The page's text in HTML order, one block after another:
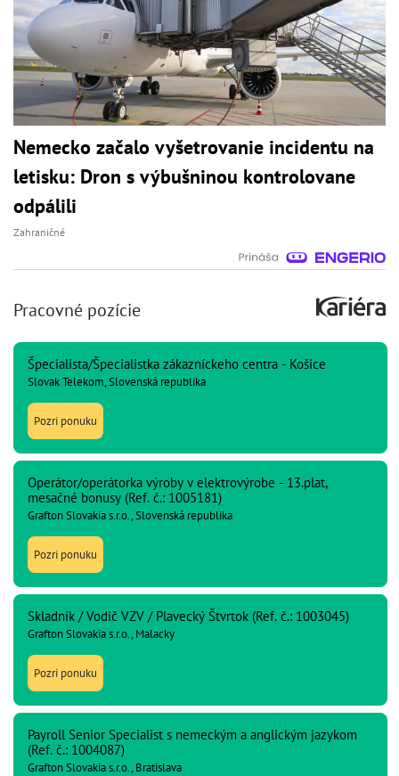
Nemecko začalo vyšetrovanie incidentu na
letisku: Dron s výbušninou kontrolovane
odpálili
Zahraničné
Pracovné pozície
Špecialista/Špecialistka zákazníckeho centra - Košice
Slovak Telekom, Slovenská republika
Pozri ponuku
Operátor/operátorka výroby v elektrovýrobe - 13.plat,
mesačné bonusy (Ref. č.: 1005181)
Grafton Slovakia s.r.o., Slovenská republika
Pozri ponuku
Skladník / Vodič VZV / Plavecký Štvrtok (Ref. č.: 1003045)
Grafton Slovakia s.r.o., Malacky
Pozri ponuku
Payroll Senior Specialist s nemeckým a anglickým jazykom
(Ref. č.: 1004087)
Grafton Slovakia s.r.o., Bratislava